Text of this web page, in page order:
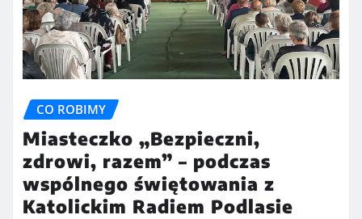
CO ROBIMY
Miasteczko „Bezpieczni,
zdrowi, razem” – podczas
wspólnego świętowania z
Katolickim Radiem Podlasie